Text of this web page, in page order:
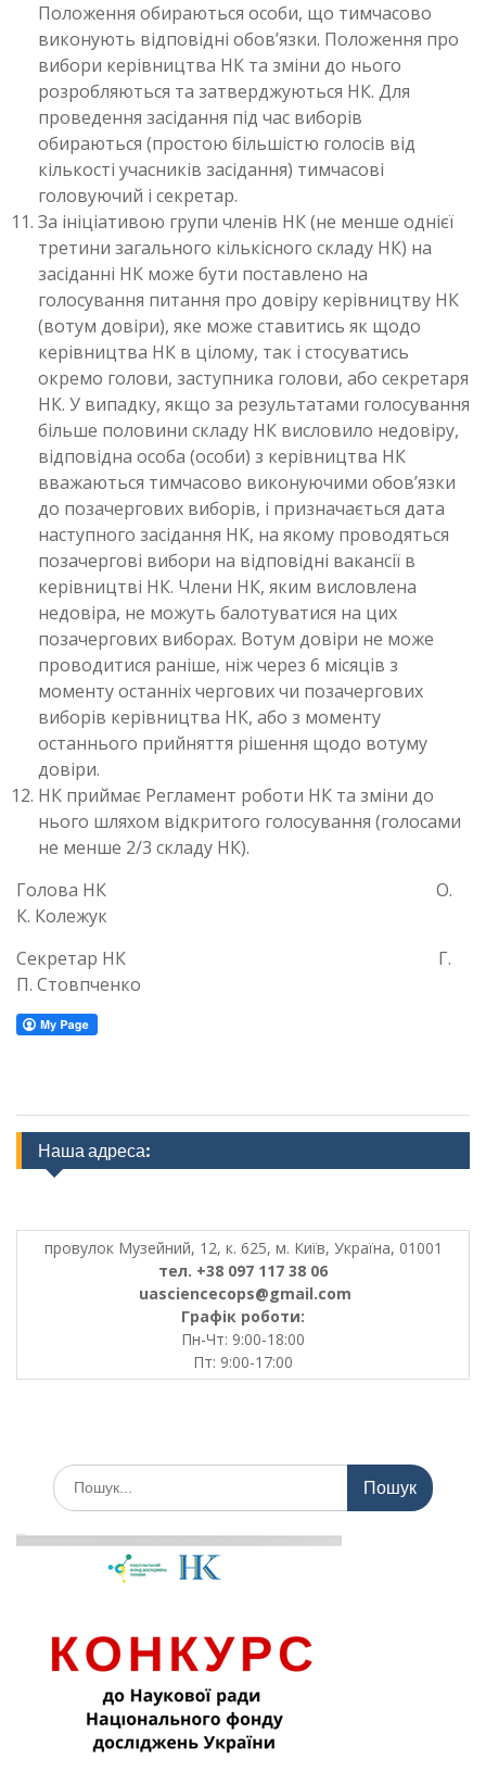
Положення обираються особи, що тимчасово
виконують відповідні обов’язки. Положення про
вибори керівництва НК та зміни до нього
розробляються та затверджуються НК. Для
проведення засідання під час виборів
обираються (простою більшістю голосів від
кількості учасників засідання) тимчасові
головуючий і секретар.
За ініціативою групи членів НК (не менше однієї
третини загального кількісного складу НК) на
засіданні НК може бути поставлено на
голосування питання про довіру керівництву НК
(вотум довіри), яке може ставитись як щодо
керівництва НК в цілому, так і стосуватись
окремо голови, заступника голови, або секретаря
НК. У випадку, якщо за результатами голосування
більше половини складу НК висловило недовіру,
відповідна особа (особи) з керівництва НК
вважаються тимчасово виконуючими обов’язки
до позачергових виборів, і призначається дата
наступного засідання НК, на якому проводяться
позачергові вибори на відповідні вакансії в
керівництві НК. Члени НК, яким висловлена
недовіра, не можуть балотуватися на цих
позачергових виборах. Вотум довіри не може
проводитися раніше, ніж через 6 місяців з
моменту останніх чергових чи позачергових
виборів керівництва НК, або з моменту
останнього прийняття рішення щодо вотуму
довіри.
НК приймає Регламент роботи НК та зміни до
нього шляхом відкритого голосування (голосами
не менше 2/3 складу НК).
Голова НК О.
К. Колежук
Секретар НК Г.
П. Стовпченко
Наша адреса:
провулок Музейний, 12, к. 625, м. Київ, Україна, 01001
тел. +38 097 117 38 06
uasciencecops@gmail.com
Графік роботи:
Пн-Чт: 9:00-18:00
Пт: 9:00-17:00
Шукати: